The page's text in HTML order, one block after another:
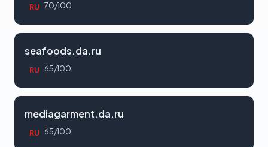
RU 70/100
seafoods.da.ru
RU 65/100
mediagarment.da.ru
RU 65/100